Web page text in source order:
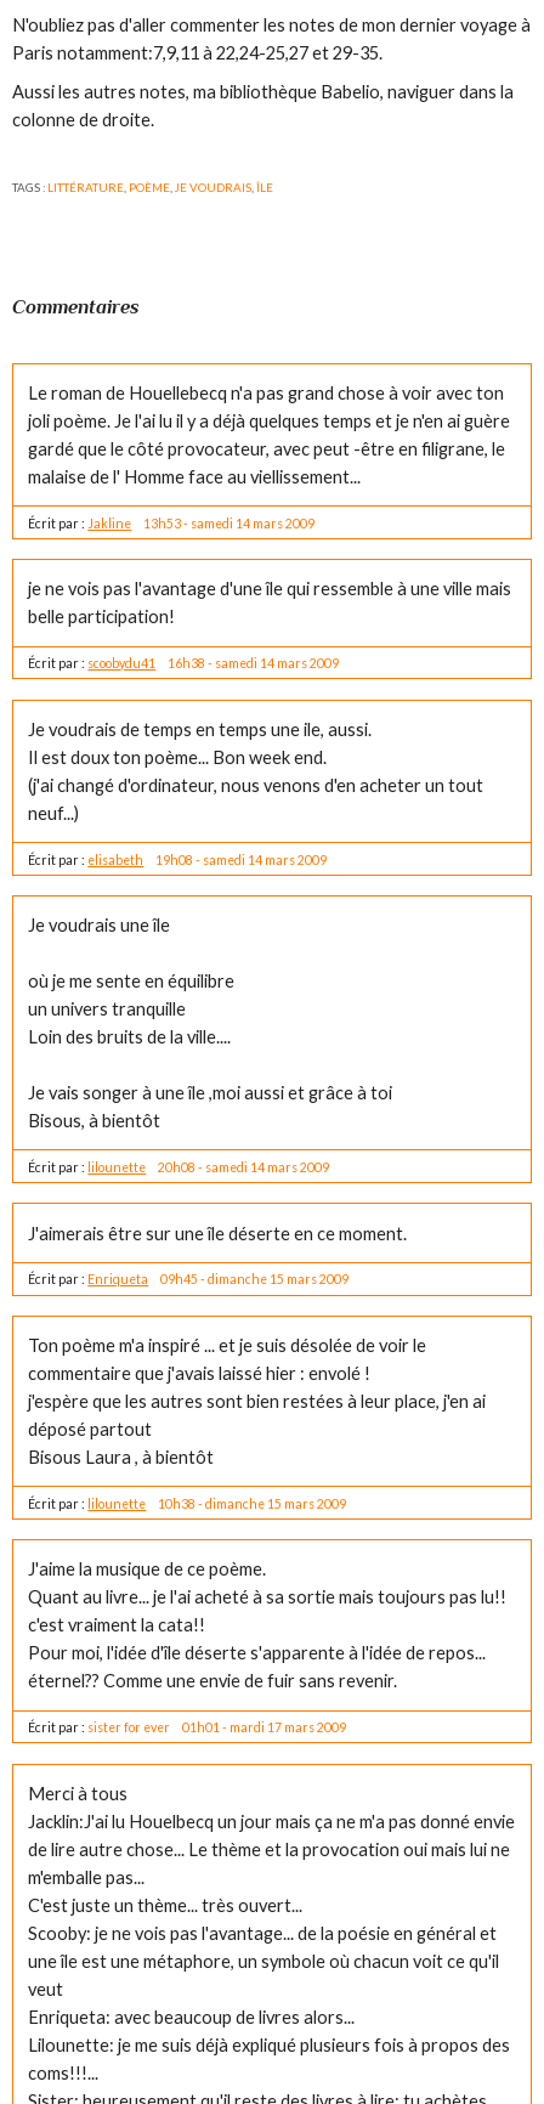
N'oubliez pas d'aller commenter les notes de mon dernier voyage à
Paris notamment:7,9,11 à 22,24-25,27 et 29-35.
Aussi les autres notes, ma bibliothèque Babelio, naviguer dans la
colonne de droite.
TAGS : LITTÉRATURE POÈME JE VOUDRAIS ,ÎLE
Commentaires
Le roman de Houellebecq n'a pas grand chose à voir avec ton
joli poème. Je l'ai lu il y a déjà quelques temps et je n'en ai guère
gardé que le côté provocateur, avec peut -être en filigrane, le
malaise de l' Homme face au viellissement...
Écrit par : Jakline 13h53- samedi 14 mars 2009
je ne vois pas l'avantage d'une île qui ressemble à une ville mais
belle participation!
Écrit par : scoobydu41 16h38 - samedi 14 mars 2009
Je voudrais de temps en temps une ile, aussi.
Il est doux ton poème... Bon week end.
(j'ai changé d'ordinateur, nous venons d'en acheter un tout
neuf...)
Écrit par : elisabeth 19h08 - samedi 14 mars 2009
Je voudrais une île
où je me sente en équilibre
un univers tranquille
Loin des bruits de la ville....
Je vais songer à une île ,moi aussi et grâce à toi
Bisous, à bientôt
Écrit par : lilounette 20h08 - samedi 14 mars 2009
J'aimerais être sur une île déserte en ce moment.
Écrit par : Enriqueta 09h45 -dimanche 15 mars 2009
Ton poème m'a inspiré ... et je suis désolée de voir le
commentaire que j'avais laissé hier : envolé !
j'espère que les autres sont bien restées à leur place, j'en ai
déposé partout
Bisous Laura , à bientôt
Écrit par : lilounette 10h38 -dimanche 15 mars 2009
J'aime la musique de ce poème.
Quant au livre... je l'ai acheté à sa sortie mais toujours pas lu!!
c'est vraiment la cata!!
Pour moi, l'idée d'île déserte s'apparente à l'idée de repos...
éternel?? Comme une envie de fuir sans revenir.
Écrit par : sister for ever 01h01 - mardi 17 mars 2009
Merci à tous
Jacklin:J'ai lu Houelbecq un jour mais ça ne m'a pas donné envie
de lire autre chose... Le thème et la provocation oui mais lui ne
m'emballe pas...
C'est juste un thème... très ouvert...
Scooby: je ne vois pas l'avantage... de la poésie en général et
une île est une métaphore, un symbole où chacun voit ce qu'il
veut
Enriqueta: avec beaucoup de livres alors...
Lilounette: je me suis déjà expliqué plusieurs fois à propos des
coms!!!...